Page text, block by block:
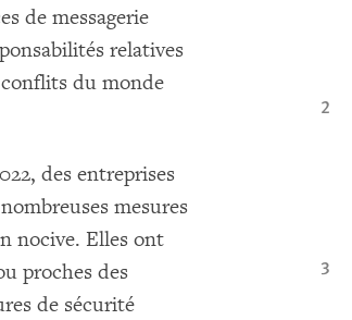
de messagerie
relatives
du monde
des entreprises
mesures
nocive. Elles ont
proches des
de sécurité